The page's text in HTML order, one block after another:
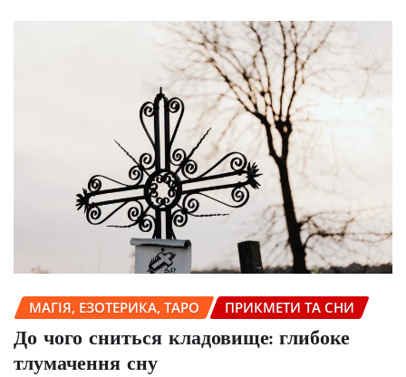
МАГІЯ, ЕЗОТЕРИКА, ТАРО ПРИКМЕТИ ТА СНИ
До чого сниться кладовище: глибоке
тлумачення сну